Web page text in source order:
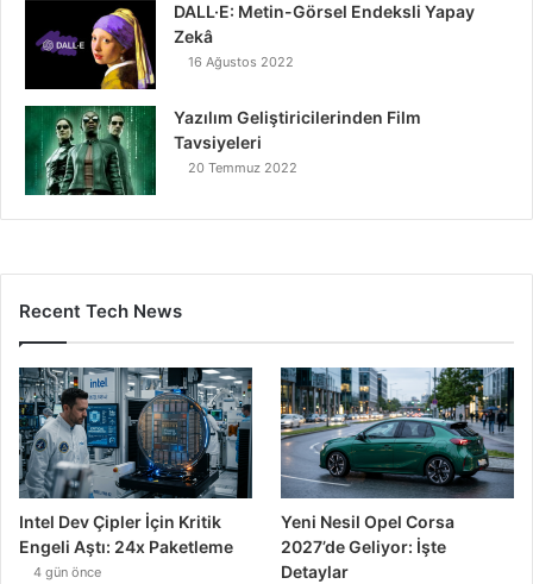
DALL·E: Metin-Görsel Endeksli Yapay
Zekâ
16 Ağustos 2022
Yazılım Geliştiricilerinden Film
Tavsiyeleri
20 Temmuz 2022
Recent Tech News
Intel Dev Çipler İçin Kritik
Engeli Aştı: 24x Paketleme
4 gün önce
Yeni Nesil Opel Corsa
2027’de Geliyor: İşte
Detaylar